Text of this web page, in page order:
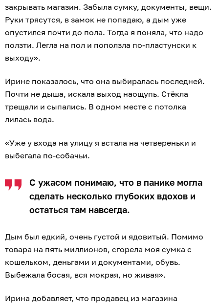
закрывать магазин. Забыла сумку, документы, вещи.
Руки трясутся, в замок не попадаю, а дым уже
опустился почти до пола. Тогда я поняла, что надо
ползти. Легла на пол и поползла по-пластунски к
выходу».
Ирине показалось, что она выбиралась последней.
Почти не дыша, искала выход наощупь. Стёкла
трещали и сыпались. В одном месте с потолка
лилась вода.
«Уже у входа на улицу я встала на четвереньки и
выбегала по-собачьи.
С ужасом понимаю, что в панике могла
сделать несколько глубоких вдохов и
остаться там навсегда.
Дым был едкий, очень густой и ядовитый. Помимо
товара на пять миллионов, сгорела моя сумка с
кошельком, деньгами и документами, обувь.
Выбежала босая, вся мокрая, но живая».
Ирина добавляет, что продавец из магазина